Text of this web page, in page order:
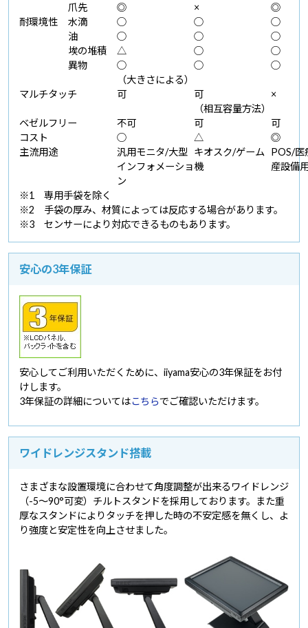
爪先
◎ ×
◎
耐環境性
水滴 ○ ○
○
油
○ ○
○
埃の堆積
△ ○
○
異物
○
（大きさによる）
○ ○
マルチタッチ 可
可
（相互容量方法）
×
ベゼルフリー 不可 可
可
コスト
○ △
◎
主流用途
汎用モニタ/大型
インフォメーショ
ン
キオスク/ゲーム
機
POS/医
産設備
※1 専用手袋を除く
※2 手袋の厚み、材質によっては反応する場合があります。
※3 センサーにより対応できるものもあります。
安心の3年保証
安心してご利用いただくために、iiyama安心の3年保証をお付
けします。
3年保証の詳細についてはこちらでご確認いただけます。
ワイドレンジスタンド搭載
さまざまな設置環境に合わせて角度調整が出来るワイドレンジ
（-5～90°可変）チルトスタンドを採用しております。また重
厚なスタンドによりタッチを押した時の不安定感を無くし、よ
り強度と安定性を向上させました。